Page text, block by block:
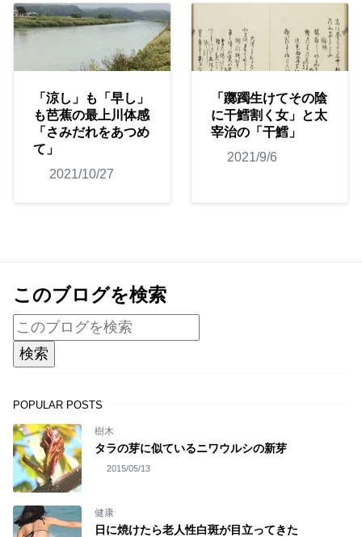
「涼し」も「早し」
も芭蕉の最上川体感
「さみだれをあつめ
て」
2021/10/27
「躑躅生けてその陰
に干鱈割く女」と太
宰治の「干鱈」
2021/9/6
このブログを検索
POPULAR POSTS
樹木
タラの芽に似ているニワウルシの新芽
2015/05/13
健康
日に焼けたら老人性白斑が目立ってきた